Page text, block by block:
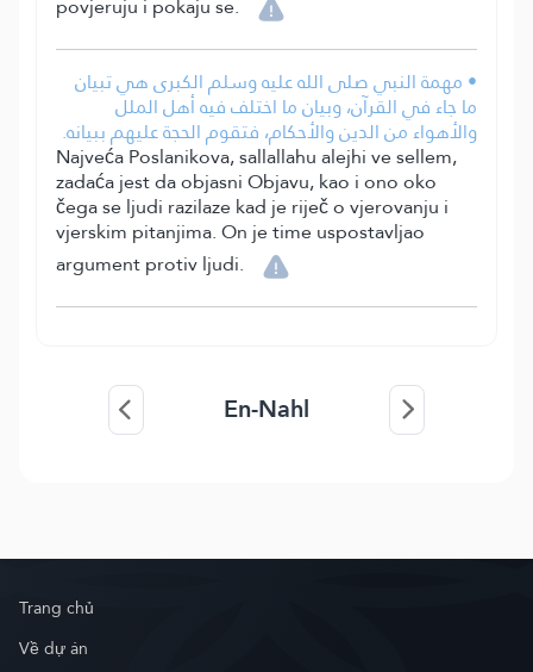
• مهمة النبي صلى الله عليه وسلم الكبرى هي تبيان
ما جاء في القرآن، وبيان ما اختلف فيه أهل الملل
والأهواء من الدين والأحكام، فتقوم الحجة عليهم ببيانه.
Najveća Poslanikova, sallallahu alejhi ve sellem,
zadaća jest da objasni Objavu, kao i ono oko
čega se ljudi razilaze kad je riječ o vjerovanju i
vjerskim pitanjima. On je time uspostavljao
argument protiv ljudi.
En-Nahl
Trang chủ
Về dự án